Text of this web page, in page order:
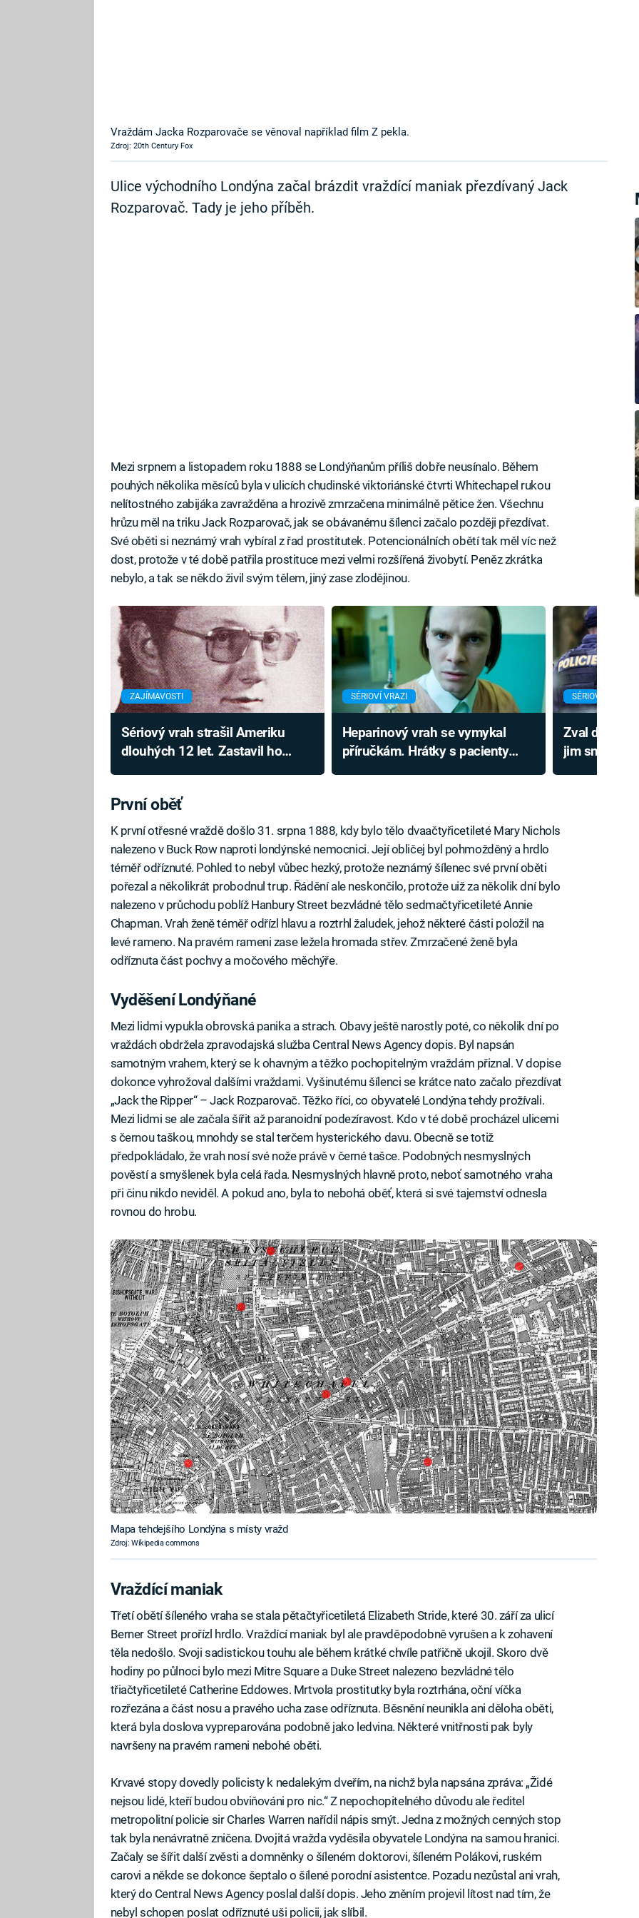
Vraždám Jacka Rozparovače se věnoval například film Z pekla.
Zdroj: 20th Century Fox
Ulice východního Londýna začal brázdit vraždící maniak přezdívaný Jack
Rozparovač. Tady je jeho příběh.
Mezi srpnem a listopadem roku 1888 se Londýňanům příliš dobře neusínalo. Během
pouhých několika měsíců byla v ulicích chudinské viktoriánské čtvrti Whitechapel rukou
nelítostného zabijáka zavražděna a hrozivě zmrzačena minimálně pětice žen. Všechnu
hrůzu měl na triku Jack Rozparovač, jak se obávanému šílenci začalo později přezdívat.
Své oběti si neznámý vrah vybíral z řad prostitutek. Potencionálních obětí tak měl víc než
dost, protože v té době patřila prostituce mezi velmi rozšířená živobytí. Peněz zkrátka
nebylo, a tak se někdo živil svým tělem, jiný zase zlodějinou.
ZAJÍMAVOSTI
Sériový vrah strašil Ameriku
dlouhých 12 let. Zastavil ho
SÉRIOVÍ VRAZI
Heparinový vrah se vymykal
příručkám. Hrátky s pacienty
SÉRIOVÍ VRAZI
Zval dívky
jim
První oběť
K první otřesné vraždě došlo 31. srpna 1888, kdy bylo tělo dvaačtyřicetileté Mary Nichols
nalezeno v Buck Row naproti londýnské nemocnici. Její obličej byl pohmožděný a hrdlo
téměř odříznuté. Pohled to nebyl vůbec hezký, protože neznámý šílenec své první oběti
pořezal a několikrát probodnul trup. Řádění ale neskončilo, protože uiž za několik dní bylo
nalezeno v průchodu poblíž Hanbury Street bezvládné tělo sedmačtyřicetileté Annie
Chapman. Vrah ženě téměř odřízl hlavu a roztrhl žaludek, jehož některé části položil na
levé rameno. Na pravém rameni zase ležela hromada střev. Zmrzačené ženě byla
odříznuta část pochvy a močového měchýře.
Vyděšení Londýňané
Mezi lidmi vypukla obrovská panika a strach. Obavy ještě narostly poté, co několik dní po
vraždách obdržela zpravodajská služba Central News Agency dopis. Byl napsán
samotným vrahem, který se k ohavným a těžko pochopitelným vraždám přiznal. V dopise
dokonce vyhrožoval dalšími vraždami. Vyšinutému šílenci se krátce nato začalo přezdívat
„Jack the Ripper“ – Jack Rozparovač. Těžko říci, co obyvatelé Londýna tehdy prožívali.
Mezi lidmi se ale začala šířit až paranoidní podezíravost. Kdo v té době procházel ulicemi
s černou taškou, mnohdy se stal terčem hysterického davu. Obecně se totiž
předpokládalo, že vrah nosí své nože právě v černé tašce. Podobných nesmyslných
pověstí a smyšlenek byla celá řada. Nesmyslných hlavně proto, neboť samotného vraha
při činu nikdo neviděl. A pokud ano, byla to nebohá oběť, která si své tajemství odnesla
rovnou do hrobu.
Mapa tehdejšího Londýna s místy vražd
Zdroj: Wikipedia commons
Vraždící maniak
Třetí obětí šíleného vraha se stala pětačtyřicetiletá Elizabeth Stride, které 30. září za ulicí
Berner Street prořízl hrdlo. Vraždící maniak byl ale pravděpodobně vyrušen a k zohavení
těla nedošlo. Svoji sadistickou touhu ale během krátké chvíle patřičně ukojil. Skoro dvě
hodiny po půlnoci bylo mezi Mitre Square a Duke Street nalezeno bezvládné tělo
třiačtyřicetileté Catherine Eddowes. Mrtvola prostitutky byla roztrhána, oční víčka
rozřezána a část nosu a pravého ucha zase odříznuta. Běsnění neunikla ani děloha oběti,
která byla doslova vypreparována podobně jako ledvina. Některé vnitřnosti pak byly
navršeny na pravém rameni nebohé oběti.
Krvavé stopy dovedly policisty k nedalekým dveřím, na nichž byla napsána zpráva: „Židé
nejsou lidé, kteří budou obviňováni pro nic.“ Z nepochopitelného důvodu ale ředitel
metropolitní policie sir Charles Warren nařídil nápis smýt. Jedna z možných cenných stop
tak byla nenávratně zničena. Dvojitá vražda vyděsila obyvatele Londýna na samou hranici.
Začaly se šířit další zvěsti a domněnky o šíleném doktorovi, šíleném Polákovi, ruském
carovi a někde se dokonce šeptalo o šílené porodní asistentce. Pozadu nezůstal ani vrah,
který do Central News Agency poslal další dopis. Jeho zněním projevil lítost nad tím, že
nebyl schopen poslat odříznuté uši policii, jak slíbil.